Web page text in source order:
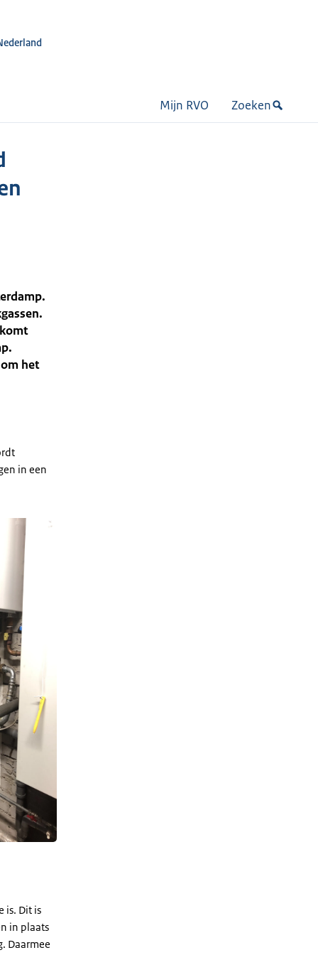
Mijn RVO Zoeken
het
in een
is. Dit is
in plaats
Daarmee